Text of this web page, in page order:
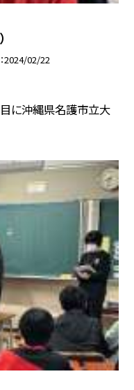
2024/02/22
目に沖縄県名護市立大